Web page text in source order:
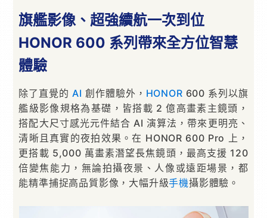
旗艦影像、超強續航一次到位
HONOR 600 系列帶來全方位智慧
體驗
除了直覺的AI 創作體驗外， HONOR 600 系列以旗
艦級影像規格為基礎，皆搭載 2 億高畫素主鏡頭，
搭配大尺寸感光元件結合 AI 演算法，帶來更明亮、
清晰且真實的夜拍效果。在 HONOR 600 Pro 上，
更搭載 5,000 萬畫素潛望長焦鏡頭，最高支援 120
倍變焦能力，無論拍攝夜景、人像或遠距場景，都
能精準捕捉高品質影像，大幅升級手機攝影體驗。